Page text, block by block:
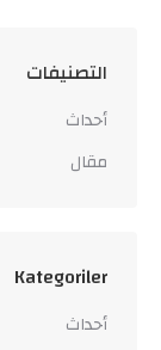
التصنيفات
أحداث
مقال
Kategoriler
أحداث